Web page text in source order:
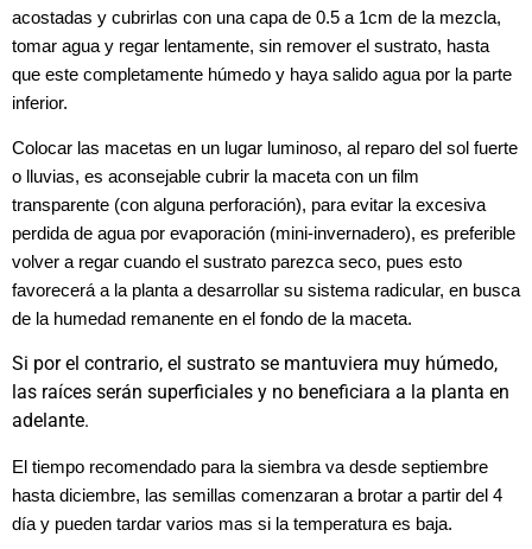
acostadas y cubrirlas con una capa de 0.5 a 1cm de la mezcla,
tomar agua y regar lentamente, sin remover el sustrato, hasta
que este completamente húmedo y haya salido agua por la parte
inferior.
Colocar las macetas en un lugar luminoso, al reparo del sol fuerte
o lluvias, es aconsejable cubrir la maceta con un film
transparente (con alguna perforación), para evitar la excesiva
perdida de agua por evaporación (mini-invernadero), es preferible
volver a regar cuando el sustrato parezca seco, pues esto
favorecerá a la planta a desarrollar su sistema radicular, en busca
de la humedad remanente en el fondo de la maceta.
Si por el contrario, el sustrato se mantuviera muy húmedo,
las raíces serán superficiales y no beneficiara a la planta en
adelante.
El tiempo recomendado para la siembra va desde septiembre
hasta diciembre, las semillas comenzaran a brotar a partir del 4
día y pueden tardar varios mas si la temperatura es baja.